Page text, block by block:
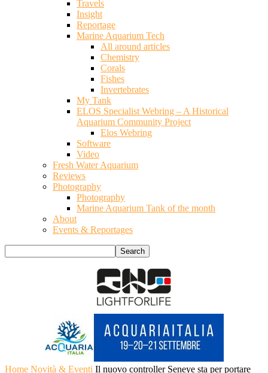
Travels
Insight
Reportage
Marine Aquarium Tech
All around articles
Chemistry
Corals
Fishes
Invertebrates
My Tank
ELOS Specialist Webring – A Historical
Aquarium Community Project
Elos Webring
Software
Video
Fresh Water Aquarium
Reviews
Photography
Photography
Marine Aquarium Tank of the month
About
Events & Reportages
Home Novità & Eventi Il nuovo controller Seneye sta per portare